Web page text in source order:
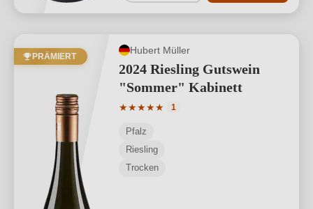
PRÄMIERT
Hubert Müller
2024 Riesling Gutswein
"Sommer" Kabinett
★★★★★
Durchschnittliche Bewertung von 5
1
Pfalz
Riesling
Trocken